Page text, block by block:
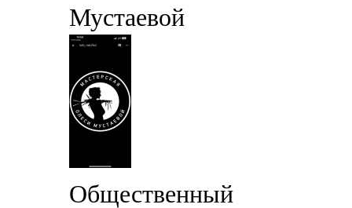
Мустаевой
Общественный